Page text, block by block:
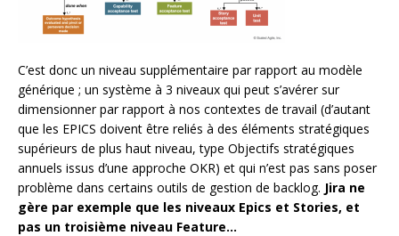
C’est donc un niveau supplémentaire par rapport au modèle
générique ; un système à 3 niveaux qui peut s’avérer sur
dimensionner par rapport à nos contextes de travail (d’autant
que les EPICS doivent être reliés à des éléments stratégiques
supérieurs de plus haut niveau, type Objectifs stratégiques
annuels issus d’une approche OKR) et qui n’est pas sans poser
problème dans certains outils de gestion de backlog. Jira ne
gère par exemple que les niveaux Epics et Stories, et
pas un troisième niveau Feature…